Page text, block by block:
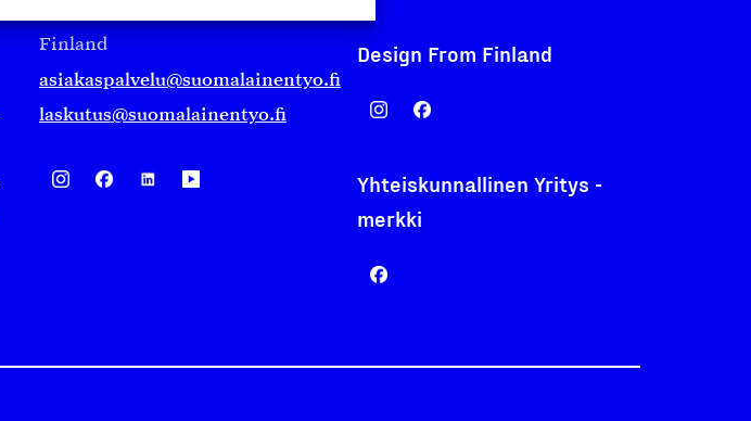
Finland
asiakaspalvelu@suomalainentyo.fi
laskutus@suomalainentyo.fi
Design From Finland
Yhteiskunnallinen Yritys -
merkki